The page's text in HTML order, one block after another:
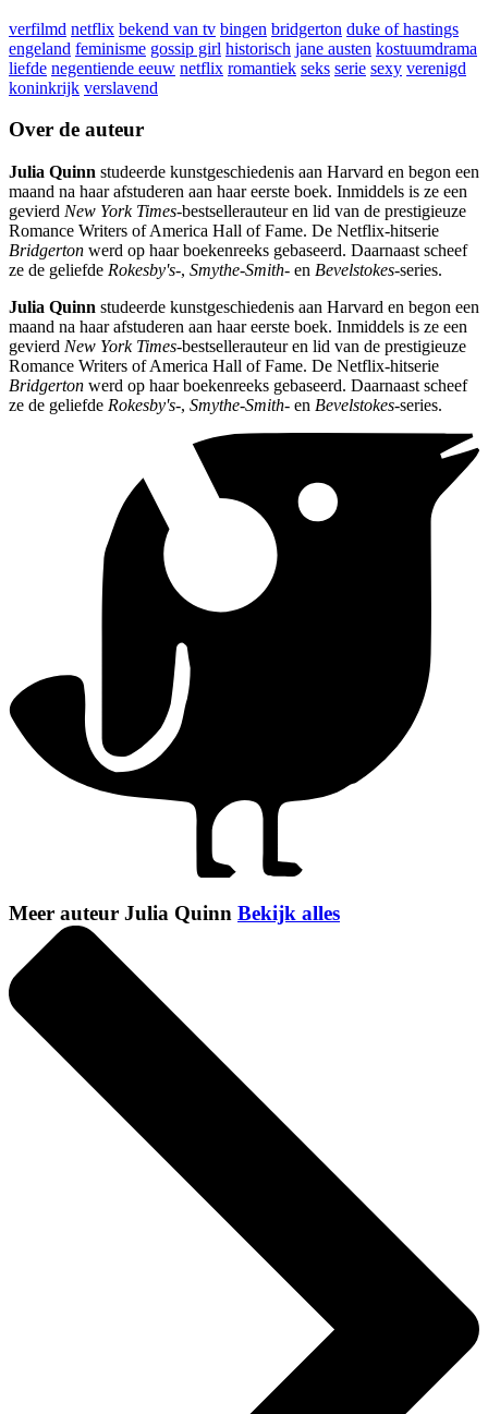
verfilmd netflix bekend van tv bingen bridgerton duke of hastings
engeland feminisme gossip girl historisch jane austen kostuumdrama
liefde negentiende eeuw netflix romantiek seks serie sexy verenigd
koninkrijk verslavend
Over de auteur
Julia Quinn studeerde kunstgeschiedenis aan Harvard en begon een
maand na haar afstuderen aan haar eerste boek. Inmiddels is ze een
gevierd New York Times-bestsellerauteur en lid van de prestigieuze
Romance Writers of America Hall of Fame. De Netflix-hitserie
Bridgerton werd op haar boekenreeks gebaseerd. Daarnaast scheef
ze de geliefde Rokesby's-, Smythe-Smith- en Bevelstokes-series.
Julia Quinn studeerde kunstgeschiedenis aan Harvard en begon een
maand na haar afstuderen aan haar eerste boek. Inmiddels is ze een
gevierd New York Times-bestsellerauteur en lid van de prestigieuze
Romance Writers of America Hall of Fame. De Netflix-hitserie
Bridgerton werd op haar boekenreeks gebaseerd. Daarnaast scheef
ze de geliefde Rokesby's-, Smythe-Smith- en Bevelstokes-series.
Meer auteur Julia Quinn Bekijk alles